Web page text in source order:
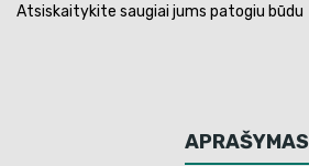
Atsiskaitykite saugiai jums patogiu būdu
APRAŠYMAS